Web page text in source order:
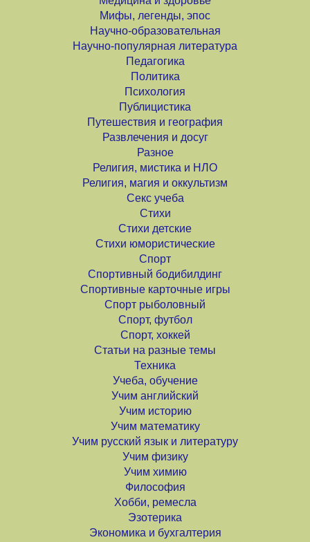
Мифы, легенды, эпос
Научно-образовательная
Научно-популярная литература
Педагогика
Политика
Психология
Публицистика
Путешествия и география
Развлечения и досуг
Разное
Религия, мистика и НЛО
Религия, магия и оккультизм
Секс учеба
Стихи
Стихи детские
Стихи юмористические
Спорт
Спортивный бодибилдинг
Спортивные карточные игры
Спорт рыболовный
Спорт, футбол
Спорт, хоккей
Статьи на разные темы
Техника
Учеба, обучение
Учим английский
Учим историю
Учим математику
Учим русский язык и литературу
Учим физику
Учим химию
Философия
Хобби, ремесла
Эзотерика
Экономика и бухгалтерия